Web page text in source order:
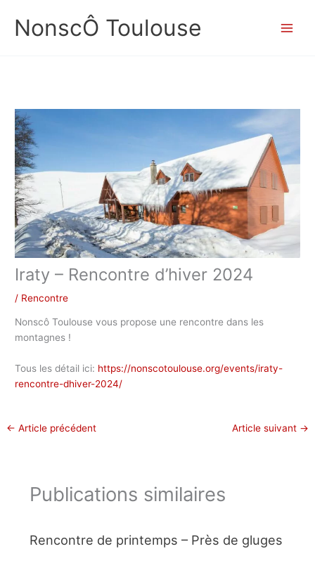
contenu
NonscÔ Toulouse
Iraty – Rencontre d’hiver 2024
/ Rencontre
Nonscô Toulouse vous propose une rencontre dans les
montagnes !
Tous les détail ici: https://nonscotoulouse.org/events/iraty-
rencontre-dhiver-2024/
← Article précédent Article suivant →
Publications similaires
Rencontre de printemps – Près de gluges